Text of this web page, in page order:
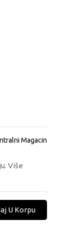
Magacin
Više
U Korpu